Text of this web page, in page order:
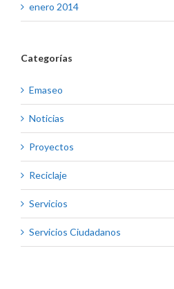
enero 2014
Categorías
Emaseo
Noticias
Proyectos
Reciclaje
Servicios
Servicios Ciudadanos